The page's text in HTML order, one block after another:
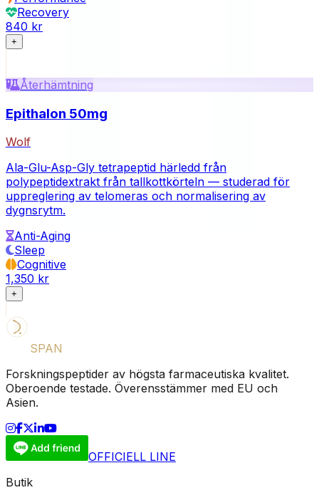
Recovery
840 kr
+
Återhämtning
Epithalon 50mg
Wolf
Ala-Glu-Asp-Gly tetrapeptid härledd från
polypeptidextrakt från tallkottkörteln — studerad för
uppreglering av telomeras och normalisering av
dygnsrytm.
Anti-Aging
Sleep
Cognitive
1,350 kr
+
SPAN
Forskningspeptider av högsta farmaceutiska kvalitet.
Oberoende testade. Överensstämmer med EU och
Asien.
OFFICIELL LINE
Butik